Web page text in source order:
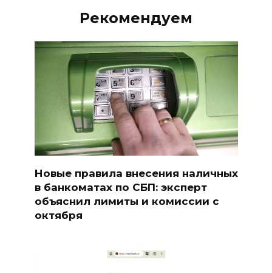
Рекомендуем
Новые правила внесения наличных
в банкоматах по СБП: эксперт
объяснил лимиты и комиссии с
октября